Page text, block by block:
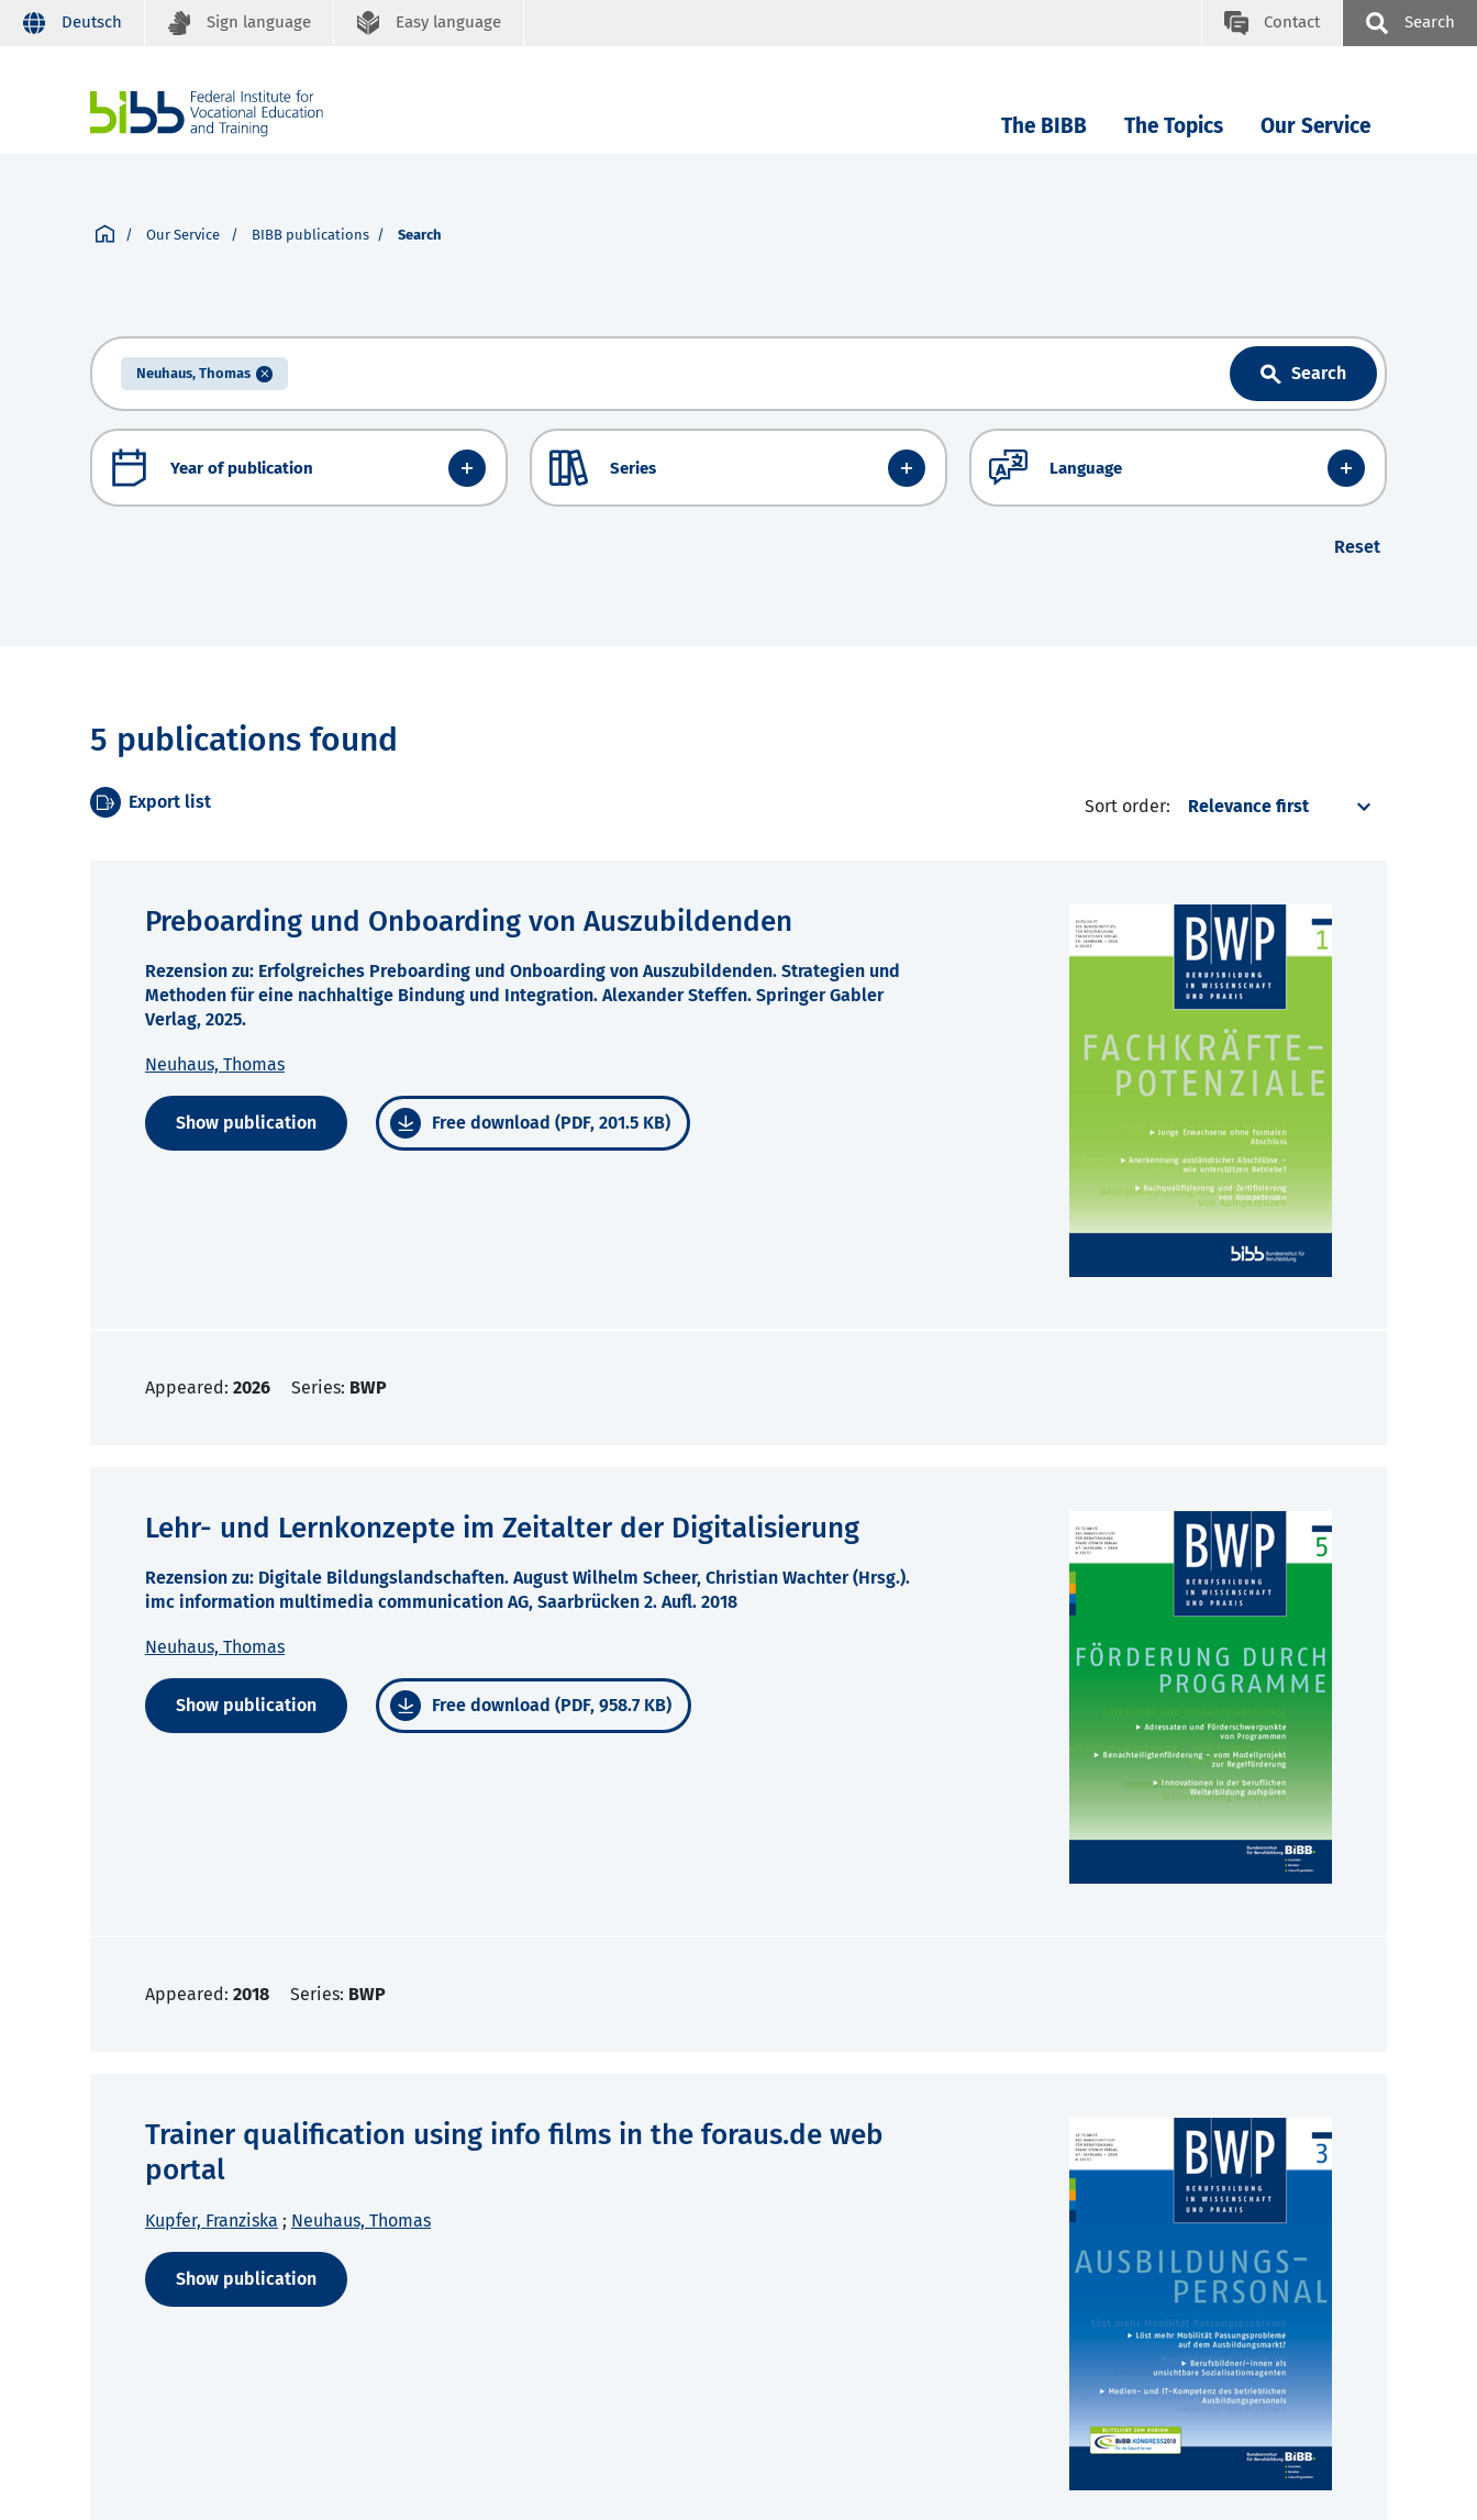
Deutsch Sign language Easy language Contact Search
The BIBB The Topics Our Service
Our Service BIBB publications Search
Neuhaus, Thomas Search
Year of publication Series Language
Reset
5 publications found
Export list Sort order:
Preboarding und Onboarding von Auszubildenden
Rezension zu: Erfolgreiches Preboarding und Onboarding von Auszubildenden. Strategien und
Methoden für eine nachhaltige Bindung und Integration. Alexander Steffen. Springer Gabler
Verlag, 2025.
Neuhaus, Thomas
Show publication Free download (PDF, 201.5 KB)
Appeared: 2026 Series: BWP
Lehr- und Lernkonzepte im Zeitalter der Digitalisierung
Rezension zu: Digitale Bildungslandschaften. August Wilhelm Scheer, Christian Wachter (Hrsg.).
imc information multimedia communication AG, Saarbrücken 2. Aufl. 2018
Neuhaus, Thomas
Show publication Free download (PDF, 958.7 KB)
Appeared: 2018 Series: BWP
Trainer qualification using info films in the foraus.de web
portal
Kupfer, Franziska ; Neuhaus, Thomas
Show publication